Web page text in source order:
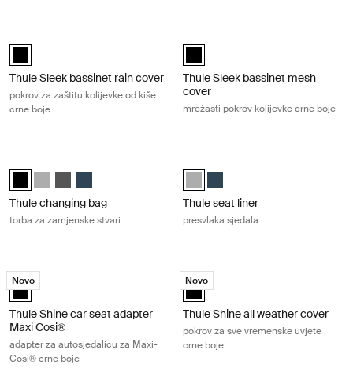
Thule Sleek bassinet rain cover Crna (selected)
Thule Sleek bassinet rain cover
pokrov za zaštitu kolijevke od kiše
crne boje
Thule Sleek bassinet mesh cover
Thule Sleek bassinet mesh
cover
mrežasti pokrov kolijevke crne boje
Thule changing bag Ponoćno crna (selected)
Thule changing bag Gray Melange
Thule changing bag Shadow Gray
Thule changing bag Navy Blue
Thule changing bag
torba za zamjenske stvari
Thule seat liner Gray Melange
Thule seat liner Navy Blue
Thule seat liner
presvlaka sjedala
Thule Shine car seat adapter Maxi Cosi® adapter za autosjedalicu za
Novo
Thule Shine car seat adapter Maxi Cosi® Crna (selected)
Thule Shine car seat adapter
Maxi Cosi®
adapter za autosjedalicu za Maxi-
Cosi® crne boje
Thule Shine all weather cover
Novo
Thule Shine all weather cover
Thule Shine all weather cover
pokrov za sve vremenske uvjete
crne boje